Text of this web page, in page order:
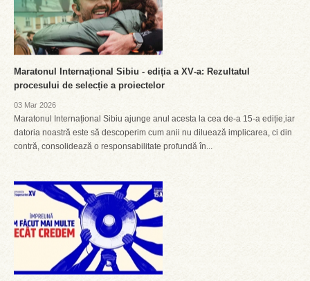
Maratonul Internațional Sibiu - ediția a XV‑a: Rezultatul
procesului de selecție a proiectelor
03 Mar 2026
Maratonul Internațional Sibiu ajunge anul acesta la cea de-a 15‑a ediție,iar
datoria noastră este să descoperim cum anii nu diluează implicarea, ci din
contră, consolidează o responsabilitate profundă în...